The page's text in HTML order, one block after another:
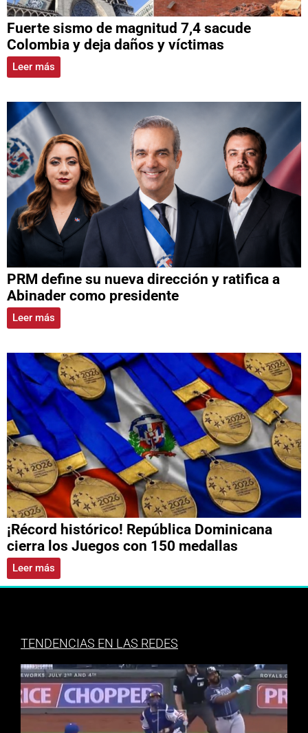
Fuerte sismo de magnitud 7,4 sacude
Colombia y deja daños y víctimas
Leer más
PRM define su nueva dirección y ratifica a
Abinader como presidente
Leer más
¡Récord histórico! República Dominicana
cierra los Juegos con 150 medallas
Leer más
TENDENCIAS EN LAS REDES